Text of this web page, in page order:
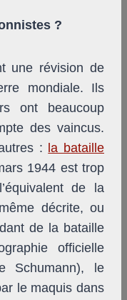
?
une révision de
mondiale. Ils
ont beaucoup
des vaincus.
: la bataille
1944 est trop
de la
décrite, ou
de la bataille
officielle
Schumann), le
le maquis dans